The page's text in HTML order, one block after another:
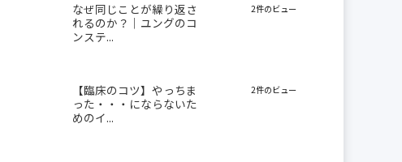
なぜ同じことが繰り返さ
れるのか？｜ユングのコ
ンステ...
2件のビュー
【臨床のコツ】やっちま
った・・・にならないた
めのイ...
2件のビュー